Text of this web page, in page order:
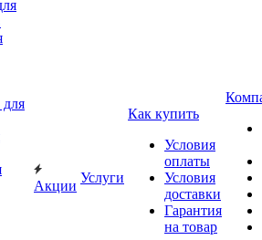
Акции
Услуги
Как купить
Условия
оплаты
Условия
доставки
Гарантия
на товар